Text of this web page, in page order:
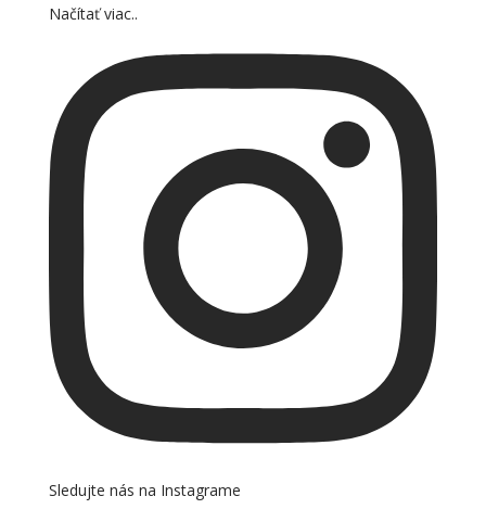
Načítať viac..
Sledujte nás na Instagrame